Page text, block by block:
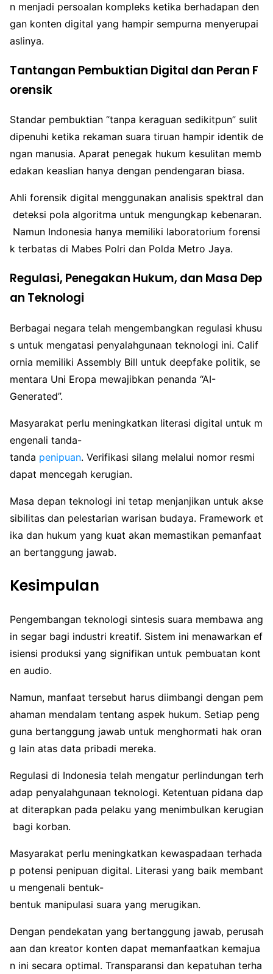
n menjadi persoalan kompleks ketika berhadapan den
gan konten digital yang hampir sempurna menyerupai
aslinya.
Tantangan Pembuktian Digital dan Peran F
orensik
Standar pembuktian “tanpa keraguan sedikitpun” sulit
dipenuhi ketika rekaman suara tiruan hampir identik de
ngan manusia. Aparat penegak hukum kesulitan memb
edakan keaslian hanya dengan pendengaran biasa.
Ahli forensik digital menggunakan analisis spektral dan
deteksi pola algoritma untuk mengungkap kebenaran.
Namun Indonesia hanya memiliki laboratorium forensi
k terbatas di Mabes Polri dan Polda Metro Jaya.
Regulasi, Penegakan Hukum, dan Masa Dep
an Teknologi
Berbagai negara telah mengembangkan regulasi khusu
s untuk mengatasi penyalahgunaan teknologi ini. Calif
ornia memiliki Assembly Bill untuk deepfake politik, se
mentara Uni Eropa mewajibkan penanda “AI-
Generated”.
Masyarakat perlu meningkatkan literasi digital untuk m
engenali tanda-
tanda penipuan. Verifikasi silang melalui nomor resmi
dapat mencegah kerugian.
Masa depan teknologi ini tetap menjanjikan untuk akse
sibilitas dan pelestarian warisan budaya. Framework et
ika dan hukum yang kuat akan memastikan pemanfaat
an bertanggung jawab.
Kesimpulan
Pengembangan teknologi sintesis suara membawa ang
in segar bagi industri kreatif. Sistem ini menawarkan ef
isiensi produksi yang signifikan untuk pembuatan kont
en audio.
Namun, manfaat tersebut harus diimbangi dengan pem
ahaman mendalam tentang aspek hukum. Setiap peng
guna bertanggung jawab untuk menghormati hak oran
g lain atas data pribadi mereka.
Regulasi di Indonesia telah mengatur perlindungan terh
adap penyalahgunaan teknologi. Ketentuan pidana dap
at diterapkan pada pelaku yang menimbulkan kerugian
bagi korban.
Masyarakat perlu meningkatkan kewaspadaan terhada
p potensi penipuan digital. Literasi yang baik membant
u mengenali bentuk-
bentuk manipulasi suara yang merugikan.
Dengan pendekatan yang bertanggung jawab, perusah
aan dan kreator konten dapat memanfaatkan kemajua
n ini secara optimal. Transparansi dan kepatuhan terha